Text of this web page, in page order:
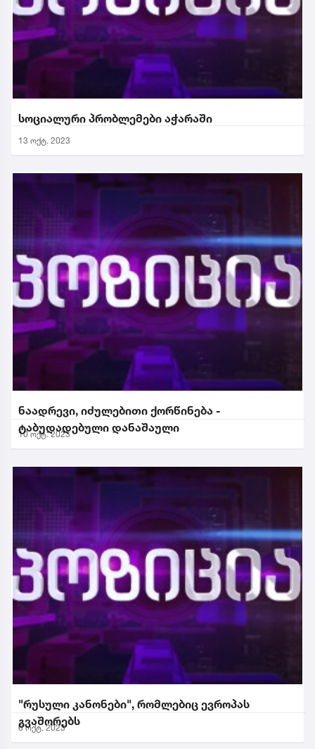
სოციალური პრობლემები აჭარაში
13 ოქტ. 2023
ნაადრევი, იძულებითი ქორწინება -
ტაბუდადებული დანაშაული
10 ოქტ. 2023
"რუსული კანონები", რომლებიც ევროპას
გვაშორებს
6 ოქტ. 2023